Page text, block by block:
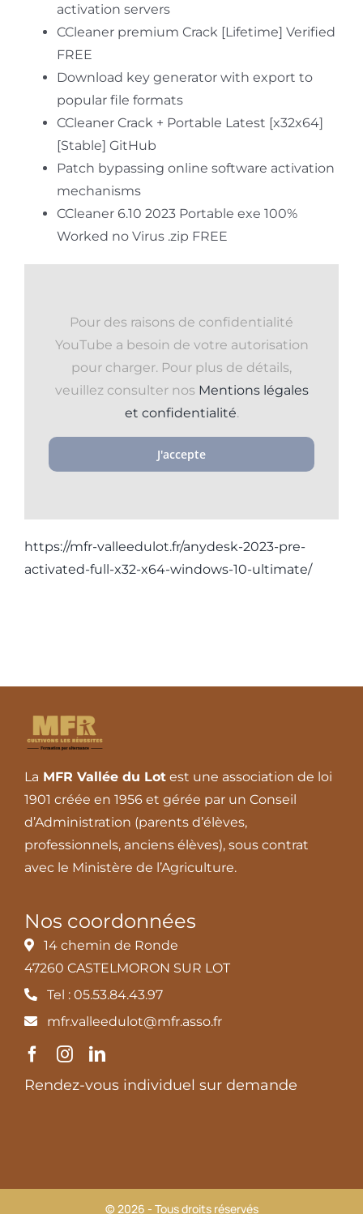
activation servers
CCleaner premium Crack [Lifetime] Verified
FREE
Download key generator with export to
popular file formats
CCleaner Crack + Portable Latest [x32x64]
[Stable] GitHub
Patch bypassing online software activation
mechanisms
CCleaner 6.10 2023 Portable exe 100%
Worked no Virus .zip FREE
Pour des raisons de confidentialité
YouTube a besoin de votre autorisation
pour charger. Pour plus de détails,
veuillez consulter nos Mentions légales
et confidentialité.
J'accepte
https://mfr-valleedulot.fr/anydesk-2023-pre-
activated-full-x32-x64-windows-10-ultimate/
La MFR Vallée du Lotest une association de loi
1901 créée en 1956 et gérée par un Conseil
d’Administration (parents d’élèves,
professionnels, anciens élèves), sous contrat
avec le Ministère de l’Agriculture.
Nos coordonnées
14 chemin de Ronde
47260 CASTELMORON SUR LOT
Tel : 05.53.84.43.97
mfr.valleedulot@mfr.asso.fr
Rendez-vous individuel sur demande
© 2026 - Tous droits réservés